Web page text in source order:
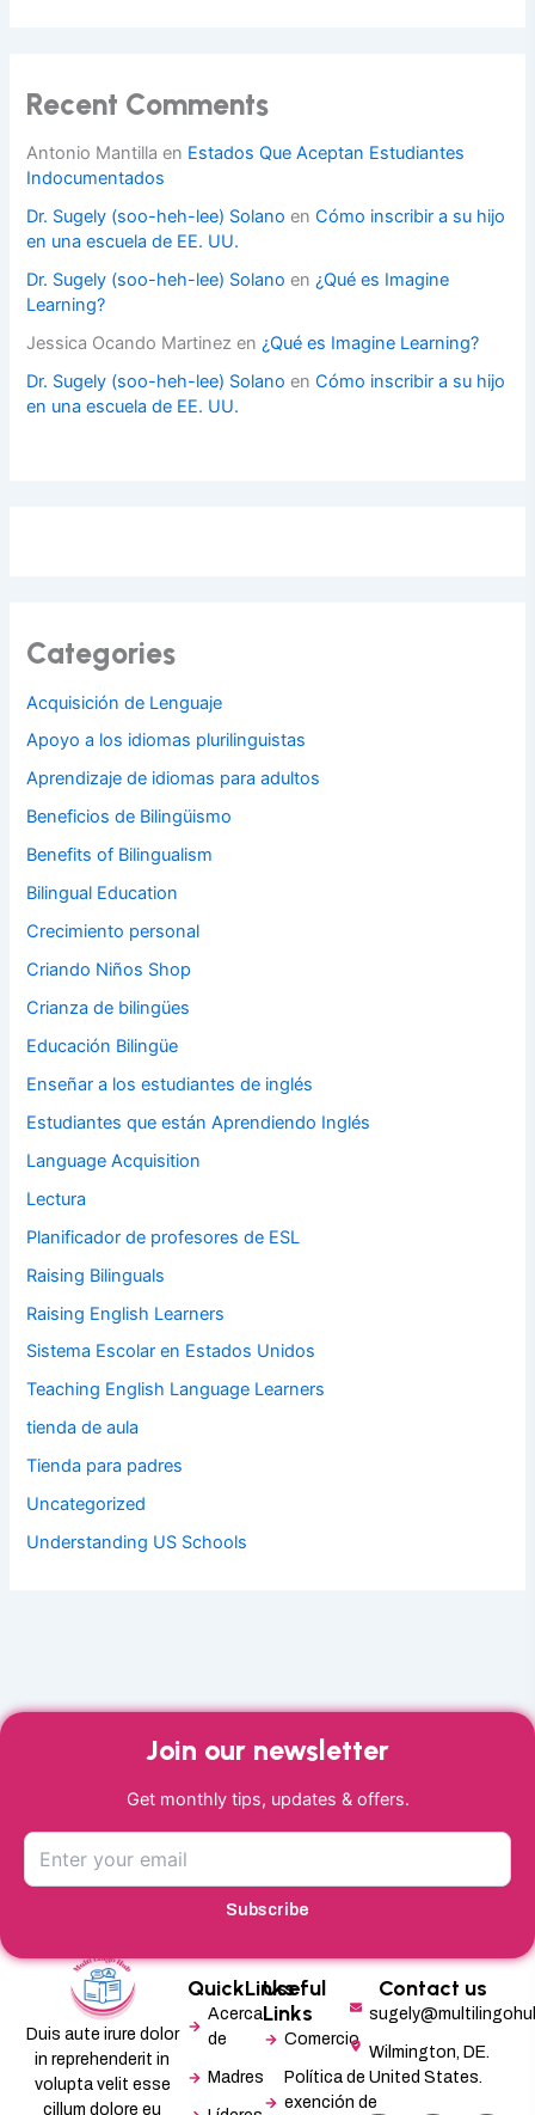
Recent Comments
Antonio Mantilla en Estados Que Aceptan Estudiantes
Indocumentados
Dr. Sugely (soo-heh-lee) Solano enCómo inscribir a su hijo
en una escuela de EE. UU.
Dr. Sugely (soo-heh-lee) Solano en¿Qué es Imagine
Learning?
Jessica Ocando Martinez en¿Qué es Imagine Learning?
Dr. Sugely (soo-heh-lee) Solano enCómo inscribir a su hijo
en una escuela de EE. UU.
Categories
Acquisición de Lenguaje
Apoyo a los idiomas plurilinguistas
Aprendizaje de idiomas para adultos
Beneficios de Bilingüismo
Benefits of Bilingualism
Bilingual Education
Crecimiento personal
Criando Niños Shop
Crianza de bilingües
Educación Bilingüe
Enseñar a los estudiantes de inglés
Estudiantes que están Aprendiendo Inglés
Language Acquisition
Lectura
Planificador de profesores de ESL
Raising Bilinguals
Raising English Learners
Sistema Escolar en Estados Unidos
Teaching English Language Learners
tienda de aula
Tienda para padres
Uncategorized
Understanding US Schools
Join our newsletter
Get monthly tips, updates & offers.
Subscribe
Duis aute irure dolor
in reprehenderit in
volupta velit esse
cillum dolore eu
QuickLinks
Acerca
de
Madres
Useful
Links
Comercio
Política de
exención de
Contact us
Wilmington, DE.
United States.